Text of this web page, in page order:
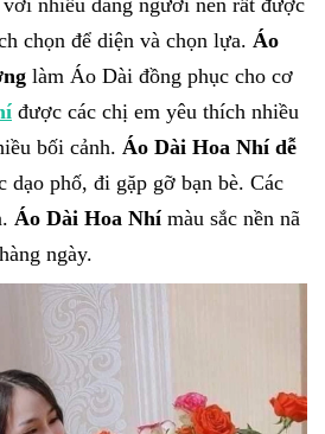
chọn để diện và chọn lựa. Áo
làm Áo Dài đồng phục cho cơ
được các chị em yêu thích nhiều
bối cảnh. Áo Dài Hoa Nhí dễ
dạo phố, đi gặp gỡ bạn bè. Các
Áo Dài Hoa Nhí màu sắc nền nã
ngày.